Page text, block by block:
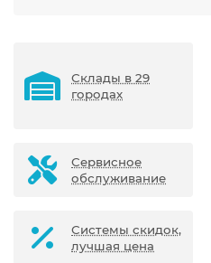
Склады в 29
городах
Сервисное
обслуживание
Системы скидок,
лучшая цена